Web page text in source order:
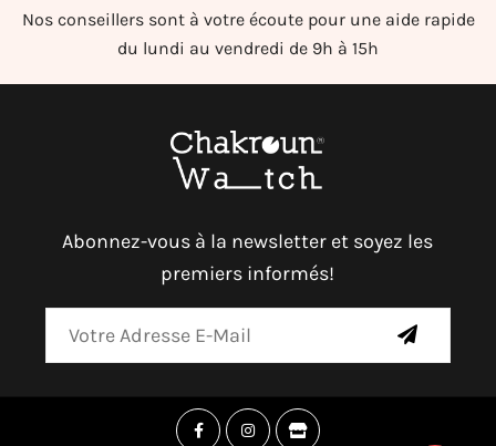
Nos conseillers sont à votre écoute pour une aide rapide
du lundi au vendredi de 9h à 15h
Abonnez-vous à la newsletter et soyez les
premiers informés!